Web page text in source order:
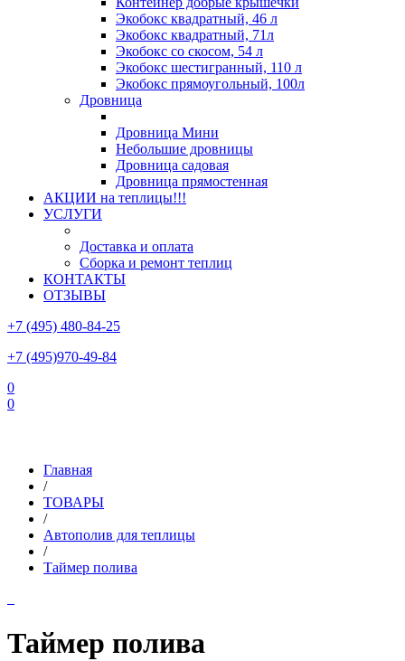
Экобокс квадратный, 46 л
Экобокс квадратный, 71л
Экобокс со скосом, 54 л
Экобокс шестигранный, 110 л
Экобокс прямоугольный, 100л
Дровница
Дровница Мини
Небольшие дровницы
Дровница садовая
Дровница прямостенная
АКЦИИ на теплицы!!!
УСЛУГИ
Доставка и оплата
Сборка и ремонт теплиц
КОНТАКТЫ
ОТЗЫВЫ
+7 (495) 480-84-25
+7 (495)970-49-84
0
0
Главная
/
ТОВАРЫ
/
Автополив для теплицы
/
Таймер полива
Таймер полива